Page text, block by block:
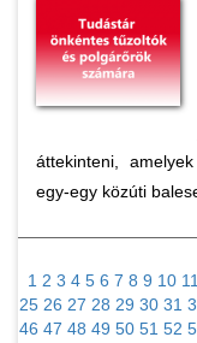
áttekinteni,
egy-egy közúti
1 2 3 4 5 6 7 8 9 10 11
25 26 27 28 29 30 31
46 47 48 49 50 51 52